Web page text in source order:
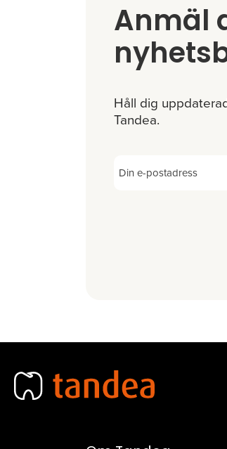
Anmäl
Håll dig
Tandea.